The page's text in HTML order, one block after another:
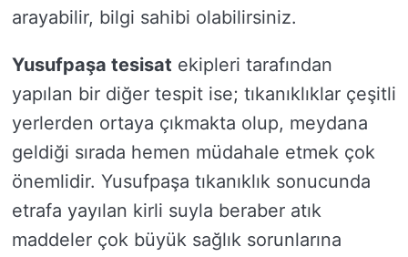
arayabilir, bilgi sahibi olabilirsiniz.
Yusufpaşa tesisat ekipleri tarafından
yapılan bir diğer tespit ise; tıkanıklıklar çeşitli
yerlerden ortaya çıkmakta olup, meydana
geldiği sırada hemen müdahale etmek çok
önemlidir. Yusufpaşa tıkanıklık sonucunda
etrafa yayılan kirli suyla beraber atık
maddeler çok büyük sağlık sorunlarına